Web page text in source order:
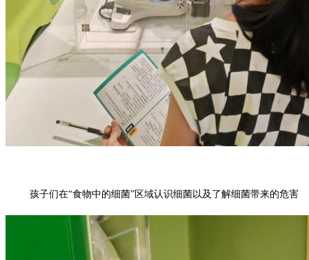
孩子们在“食物中的细菌”区域认识细菌以及了解细菌带来的危害